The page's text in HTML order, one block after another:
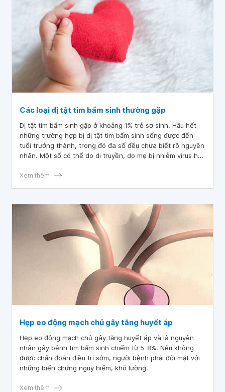
Các loại dị tật tim bẩm sinh thường gặp
Dị tật tim bẩm sinh gặp ở khoảng 1% trẻ sơ sinh. Hầu hết
những trường hợp bị dị tật tim bẩm sinh sống được đến
tuổi trưởng thành, trong đó đa số đều chưa biết rõ nguyên
nhân. Một số có thể do di truyền, do mẹ bị nhiễm virus hay
Xem thêm
Hẹp eo động mạch chủ gây tăng huyết áp
Hẹp eo động mạch chủ gây tăng huyết áp và là nguyên
nhân gây bệnh tim bẩm sinh chiếm từ 5-8%. Nếu không
được chẩn đoán điều trị sớm, người bệnh phải đối mặt với
những biến chứng nguy hiểm, khó lường.
Xem thêm